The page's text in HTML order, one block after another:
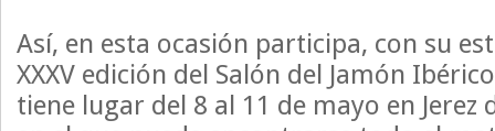
Así, en esta ocasión participa, con su
XXXV edición del Salón del Jamón
tiene lugar del 8 al 11 de mayo en Jerez